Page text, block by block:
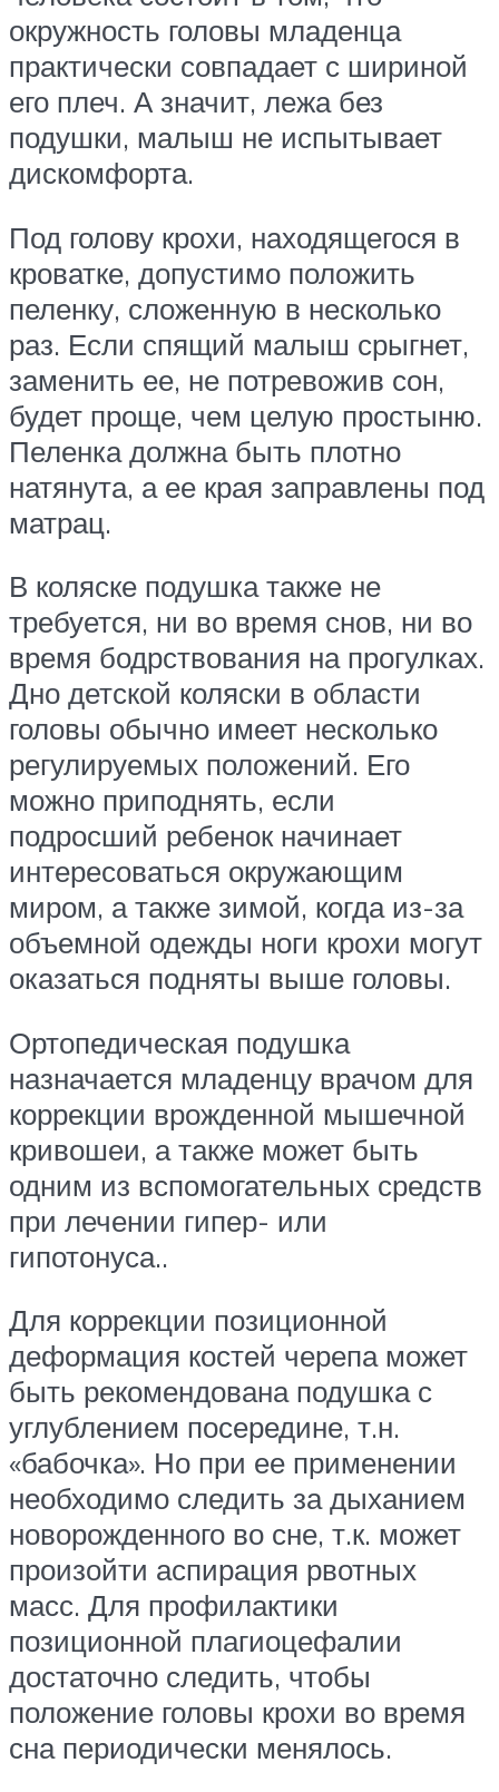
окружность головы младенца
практически совпадает с шириной
его плеч. А значит, лежа без
подушки, малыш не испытывает
дискомфорта.
Под голову крохи, находящегося в
кроватке, допустимо положить
пеленку, сложенную в несколько
раз. Если спящий малыш срыгнет,
заменить ее, не потревожив сон,
будет проще, чем целую простыню.
Пеленка должна быть плотно
натянута, а ее края заправлены под
матрац.
В коляске подушка также не
требуется, ни во время снов, ни во
время бодрствования на прогулках.
Дно детской коляски в области
головы обычно имеет несколько
регулируемых положений. Его
можно приподнять, если
подросший ребенок начинает
интересоваться окружающим
миром, а также зимой, когда из-за
объемной одежды ноги крохи могут
оказаться подняты выше головы.
Ортопедическая подушка
назначается младенцу врачом для
коррекции врожденной мышечной
кривошеи, а также может быть
одним из вспомогательных средств
при лечении гипер- или
гипотонуса..
Для коррекции позиционной
деформация костей черепа может
быть рекомендована подушка с
углублением посередине, т.н.
«бабочка». Но при ее применении
необходимо следить за дыханием
новорожденного во сне, т.к. может
произойти аспирация рвотных
масс. Для профилактики
позиционной плагиоцефалии
достаточно следить, чтобы
положение головы крохи во время
сна периодически менялось.